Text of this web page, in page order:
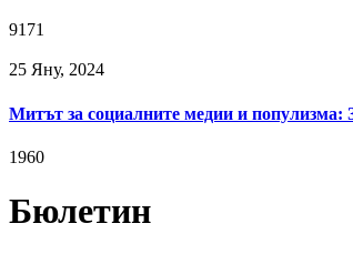
9171
25 Яну, 2024
Митът за социалните медии и
1960
Бюлетин